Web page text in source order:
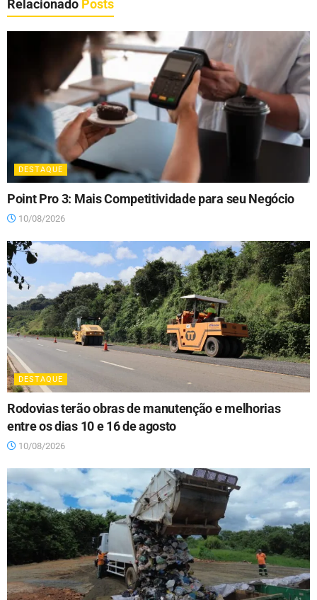
Relacionado Posts
DESTAQUE
Point Pro 3: Mais Competitividade para seu Negócio
10/08/2026
DESTAQUE
Rodovias terão obras de manutenção e melhorias
entre os dias 10 e 16 de agosto
10/08/2026